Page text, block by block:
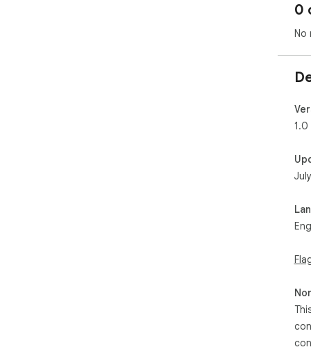
0
No
1.0